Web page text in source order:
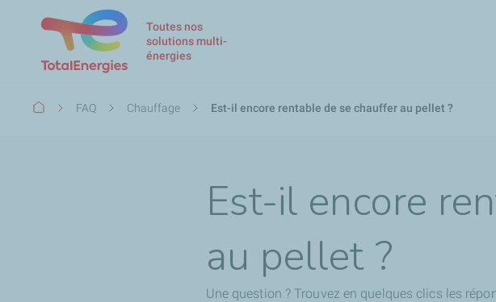
Toutes nos
solutions multi-
énergies
Fil
FAQ Chauffage Est-il encore rentable de se chauffer au pellet ?
Est-il encore
au pellet ?
Une question ? Trouvez en quelques clics les